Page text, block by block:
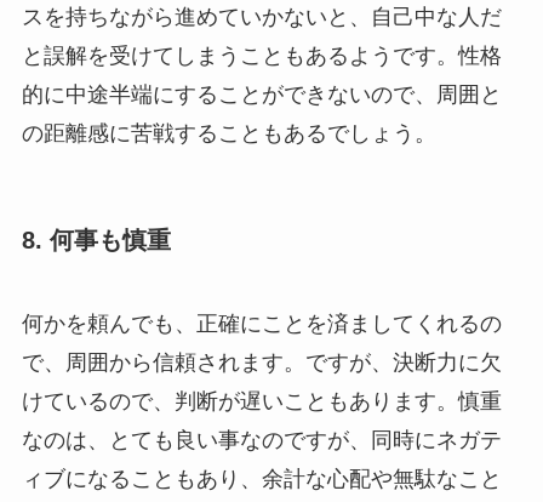
スを持ちながら進めていかないと、自己中な人だ
と誤解を受けてしまうこともあるようです。性格
的に中途半端にすることができないので、周囲と
の距離感に苦戦することもあるでしょう。
8. 何事も慎重
何かを頼んでも、正確にことを済ましてくれるの
で、周囲から信頼されます。ですが、決断力に欠
けているので、判断が遅いこともあります。慎重
なのは、とても良い事なのですが、同時にネガテ
ィブになることもあり、余計な心配や無駄なこと